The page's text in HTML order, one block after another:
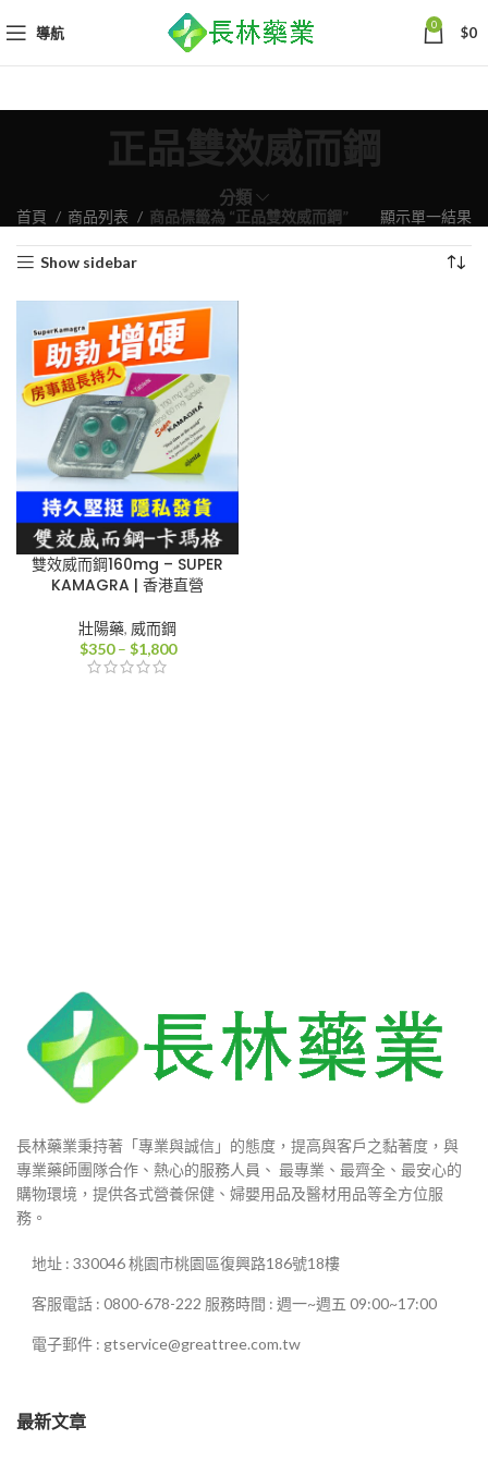
導航 0 $0
正品雙效威而鋼
分類
首頁 商品列表 商品標籤為 “正品雙效威而鋼” 顯示單一結果
Show sidebar
雙效威而鋼160mg – SUPER
KAMAGRA | 香港直營
壯陽藥, 威而鋼
$350 – $1,800價
長林藥業秉持著「專業與誠信」的態度，提高與客戶之黏著度，與
專業藥師團隊合作、熱心的服務人員、 最專業、最齊全、最安心的
購物環境，提供各式營養保健、婦嬰用品及醫材用品等全方位服
務。
地址 : 330046 桃園市桃園區復興路186號18樓
客服電話 : 0800-678-222 服務時間 : 週一~週五 09:00~17:00
電子郵件 : gtservice@greattree.com.tw
最新文章